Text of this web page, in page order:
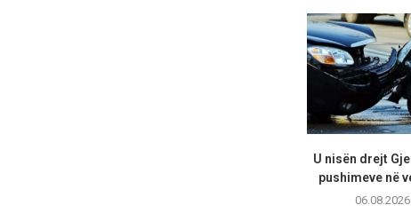
U nisën drejt
pushimeve në